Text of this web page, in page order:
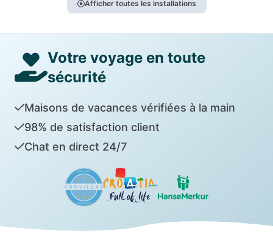
Afficher toutes les installations
Votre voyage en toute
sécurité
Maisons de vacances vérifiées à la main
98% de satisfaction client
Chat en direct 24/7